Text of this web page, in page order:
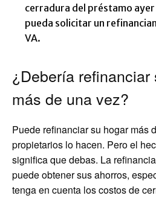
cerradura del préstamo
pueda solicitar un
VA.
¿Debería
más de una vez?
Puede refinanciar su hogar más
propietarios lo hacen. Pero el
significa que debas. La
puede obtener sus ahorros,
tenga en cuenta los costos de